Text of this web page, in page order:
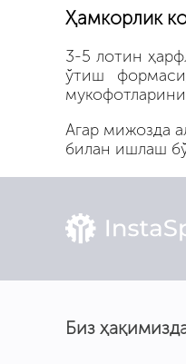
Ҳамкорлик
3-5 лотин
ўтиш
Агар мижозда
билан ишлаш
Биз